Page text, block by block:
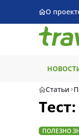
О
Статьи
ПОЛЕЗНО